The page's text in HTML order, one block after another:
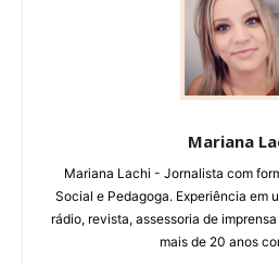
Mariana
Mariana Lachi - Jornalista com
Social e Pedagoga. Experiência em
rádio, revista, assessoria de
mais de 20 anos